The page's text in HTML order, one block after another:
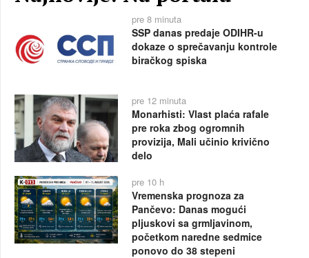
pre 8 minuta
SSP danas predaje ODIHR-u
dokaze o sprečavanju kontrole
biračkog spiska
pre 12 minuta
Monarhisti: Vlast plaća rafale
pre roka zbog ogromnih
provizija, Mali učinio krivično
delo
pre 10 h
Vremenska prognoza za
Pančevo: Danas mogući
pljuskovi sa grmljavinom,
početkom naredne sedmice
ponovo do 38 stepeni